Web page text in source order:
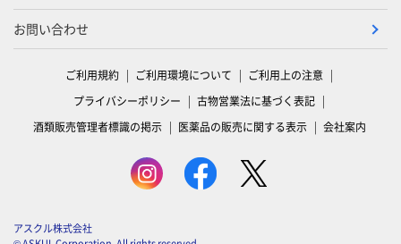
お問い合わせ
ご利用規約 ご利用環境について
ご利用上の注意
プライバシーポリシー
古物営業法に基づく表記
酒類販売管理者標識の掲示
医薬品の販売に関する表示 会社案内
アスクル株式会社